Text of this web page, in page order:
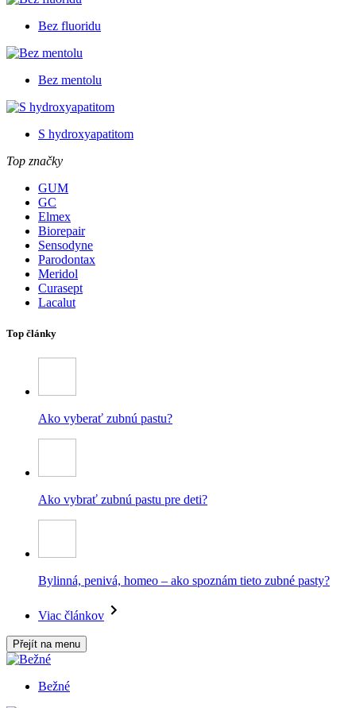
Bez fluoridu
Bez mentolu
S hydroxyapatitom
Top značky
GUM
GC
Elmex
Biorepair
Sensodyne
Parodontax
Meridol
Curasept
Lacalut
Top články
Ako vyberať zubnú pastu?
Ako vybrať zubnú pastu pre deti?
Bylinná, penivá, homeo – ako spoznám tieto zubné pasty?
Viac článkov
Přejít na menu
Bežné